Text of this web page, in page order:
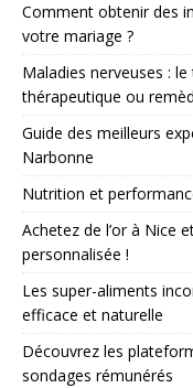
Comment obtenir des
votre mariage ?
Maladies nerveuses :
thérapeutique ou
Guide des meilleurs
Narbonne
Nutrition et
Achetez de l’or à Nice
personnalisée !
Les super-aliments
efficace et naturelle
Découvrez les
sondages rémunérés